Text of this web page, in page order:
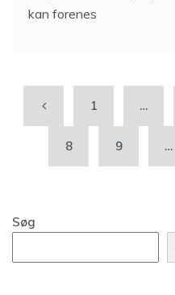
kan forenes
1 …
8 9 …
Søg